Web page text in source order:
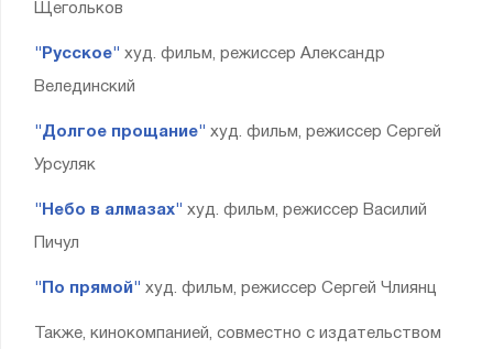
Щегольков
"Русское" худ. фильм, режиссер Александр
Велединский
"Долгое прощание" худ. фильм, режиссер Сергей
Урсуляк
"Небо в алмазах" худ. фильм, режиссер Василий
Пичул
"По прямой" худ. фильм, режиссер Сергей Члиянц
Также, кинокомпанией, совместно с издательством